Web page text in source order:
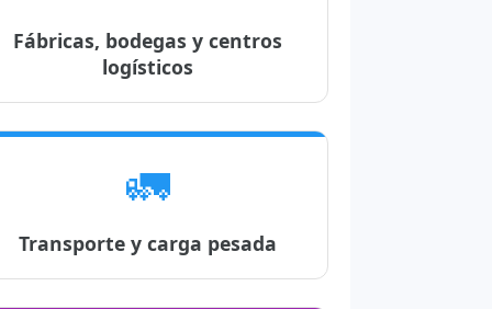
Fábricas, bodegas y centros
logísticos
🚛
Transporte y carga pesada